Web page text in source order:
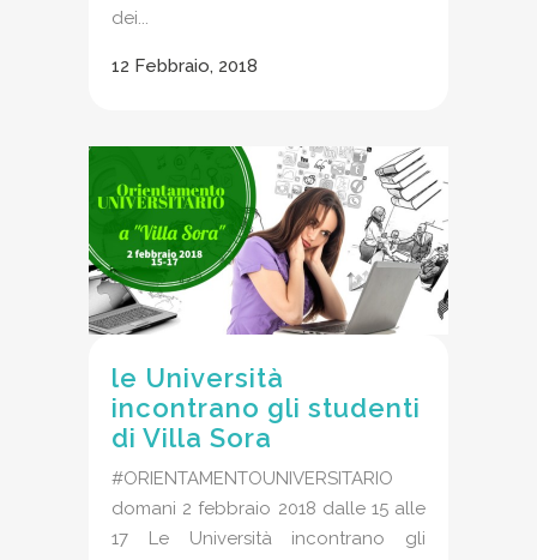
dei...
12 Febbraio, 2018
le Università
incontrano gli studenti
di Villa Sora
#ORIENTAMENTOUNIVERSITARIO
domani 2 febbraio 2018 dalle 15 alle
17 Le Università incontrano gli